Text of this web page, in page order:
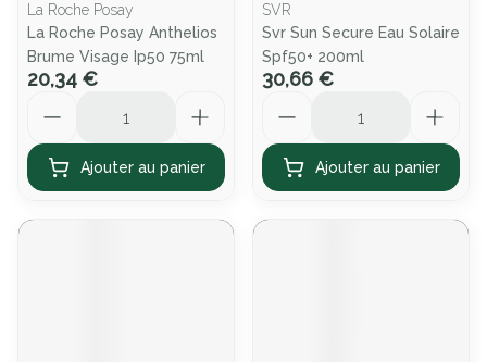
La Roche Posay
La Roche Posay Anthelios
Brume Visage Ip50 75ml
20,34 €
Ajouter au panier
SVR
Svr Sun Secure Eau Solaire
Spf50+ 200ml
30,66 €
Ajouter au panier